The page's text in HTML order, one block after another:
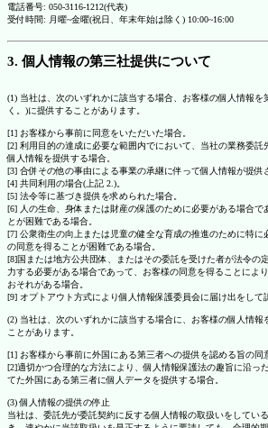
電話番号: 050-3116-1212(代表)
受付時間: 月曜~金曜(祝日、年末年始は除く) 10:00~16:00
3. 個人情報の第三社提供について
(1) 当社は、次のいずれかに該当する場合、お客様の個人情報を
く。)に提供することがあります。
[1] お客様から事前に同意をいただいた場合。
[2] 利用目的の達成に必要な範囲内でにおいて、当社の業務委託
個人情報を提供する場合。
[3] 合併その他の事由による事業の承継に伴って個人情報が提供
[4] 共同利用の場合(上記 2.)。
[5] 法令等に基づき提供を求められた場合。
[6] 人の生命、身体または財産の保護のために必要がある場合で
とが困難である場合。
[7] 公衆衛生の向上または児童の健全な育成の推進のために特に
の同意を得ることが困難である場合。
[8]国または地方公共団体、またはその委託を受けた者が法令の
力する必要がある場合であって、お客様の同意を得ることによ
おそれがある場合。
[9] オプトアウト方式により個人情報保護委員会に届け出をして
(2) 当社は、次のいずれかに該当する場合に、お客様の個人情報
ことがあります。
[1] お客様から事前に外国にある第三者への提供を認める旨の同
[2]適切かつ合理的な方法により、個人情報保護法の趣旨に沿っ
てた外国にある第三者に個人データを提供する場合。
(3) 個人情報の提供の停止
当社は、委託先が委託契約に反する個人情報の取扱いをしてい